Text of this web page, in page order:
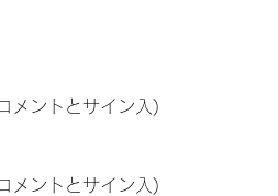
ントとサイン入)
ントとサイン入)